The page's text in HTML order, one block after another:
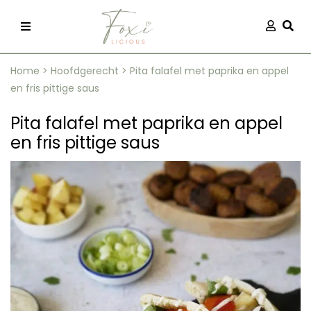
kleding
Home > Hoofdgerecht > Pita falafel met paprika en appel
en fris pittige saus
Pita falafel met paprika en appel
en fris pittige saus